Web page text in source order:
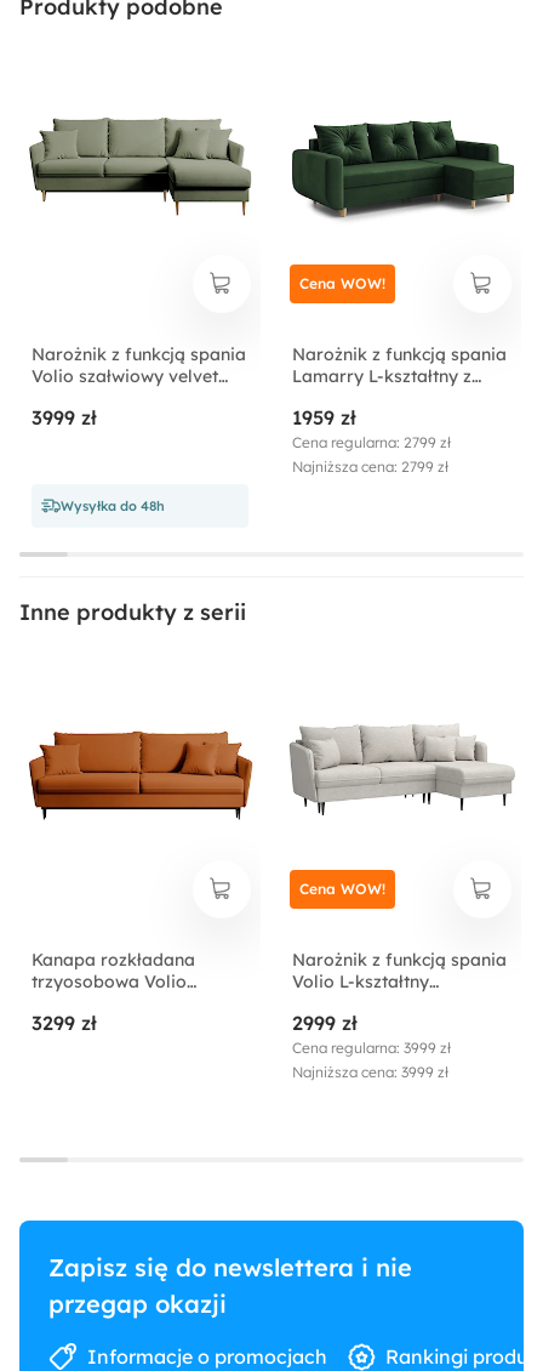
Produkty podobne
Narożnik z funkcją spania
Volio szałwiowy velvet
nogi złote
3999 zł
Wysyłka do 48h
Narożnik z funkcją spania
Lamarry L-kształtny z
ciemnozielony welur
1959 zł
Cena regularna: 2799 zł
Najniższa cena: 2799 zł
Cena WOW!
Inne produkty z serii
Kanapa rozkładana
trzyosobowa Volio
hydrofobowy nogi czarne
3299 zł
Narożnik z funkcją spania
Volio L-kształtny
czarne
2999 zł
Cena regularna: 3999 zł
Najniższa cena: 3999 zł
Cena WOW!
Zapisz się do newslettera i nie
przegap okazji
Informacje o promocjach Rankingi